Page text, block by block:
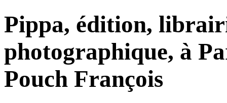
Pippa, édition,
photographique, à
Pouch François